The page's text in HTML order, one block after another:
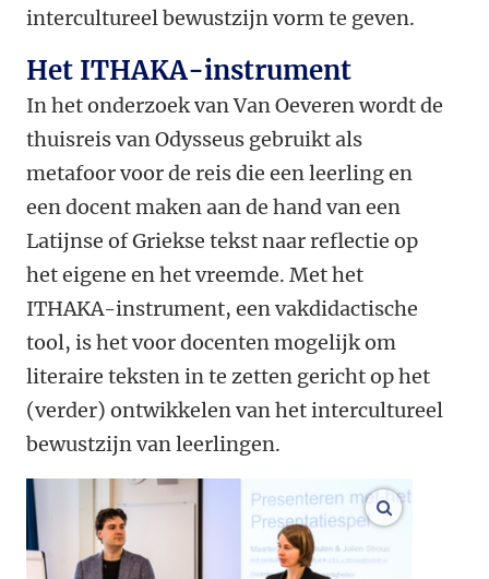
intercultureel bewustzijn vorm te geven.
Het ITHAKA-instrument
In het onderzoek van Van Oeveren wordt de
thuisreis van Odysseus gebruikt als
metafoor voor de reis die een leerling en
een docent maken aan de hand van een
Latijnse of Griekse tekst naar reflectie op
het eigene en het vreemde. Met het
ITHAKA-instrument, een vakdidactische
tool, is het voor docenten mogelijk om
literaire teksten in te zetten gericht op het
(verder) ontwikkelen van het intercultureel
bewustzijn van leerlingen.
vergroot